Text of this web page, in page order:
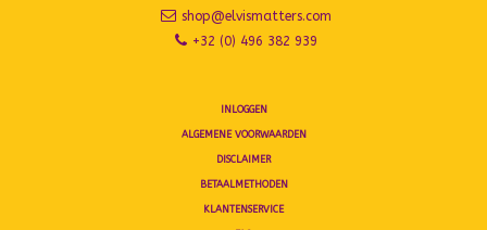
shop@elvismatters.com
+32 (0) 496 382 939
INLOGGEN
ALGEMENE VOORWAARDEN
DISCLAIMER
BETAALMETHODEN
KLANTENSERVICE